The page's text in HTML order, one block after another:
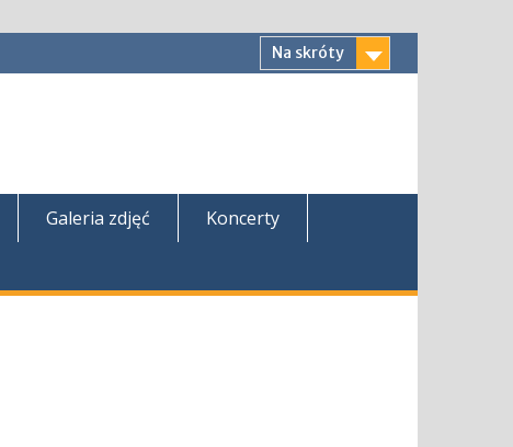
Na skróty
Galeria zdjęć
Koncerty